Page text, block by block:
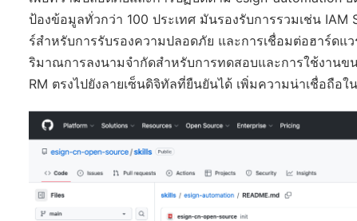
ป้องข้อมูลทั่วกว่า 100 ประเทศ มันรองรับการรวมเช่น
ร์สำหรับการรับรองความปลอดภัย และการเชื่อมต่อฮาร์ด
ริมาณการลงนามจำกัดสำหรับการทดสอบและการใช้งานข
RM ตรงไปยังลายเซ็นดิจิทัลที่ยืนยันได้ เพิ่มความน่าเชื่อถือ